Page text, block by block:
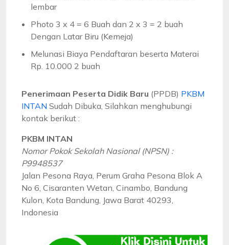
lembar
Photo 3 x 4 = 6 Buah dan 2 x 3 = 2 buah
Dengan Latar Biru (Kemeja)
Melunasi Biaya Pendaftaran beserta Materai
Rp. 10.000 2 buah
Penerimaan Peserta Didik Baru (PPDB) PKBM
INTAN Sudah Dibuka, Silahkan menghubungi
kontak berikut :
PKBM INTAN
Nomor Pokok Sekolah Nasional (NPSN) :
P9948537
Jalan Pesona Raya, Perum Graha Pesona Blok A
No 6, Cisaranten Wetan, Cinambo, Bandung
Kulon, Kota Bandung, Jawa Barat 40293,
Indonesia